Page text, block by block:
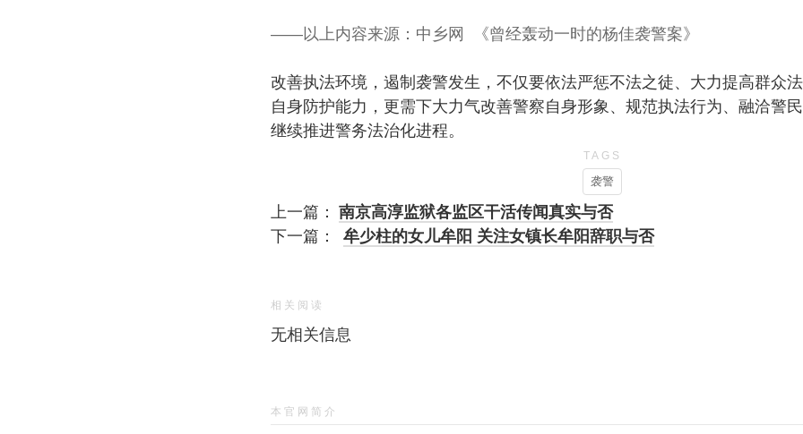
——以上内容来源：中乡网 《曾经轰动一时的杨佳袭警案》
改善执法环境，遏制袭警发生，不仅要依法严惩不法之徒、大力提高群众
自身防护能力，更需下大力气改善警察自身形象、规范执法行为、融洽警
继续推进警务法治化进程。
TAGS
袭警
上一篇： 南京高淳监狱各监区干活传闻真实与否
下一篇：
牟少柱的女儿牟阳 关注女镇长牟阳辞职与否
相关阅读
无相关信息
本官网简介